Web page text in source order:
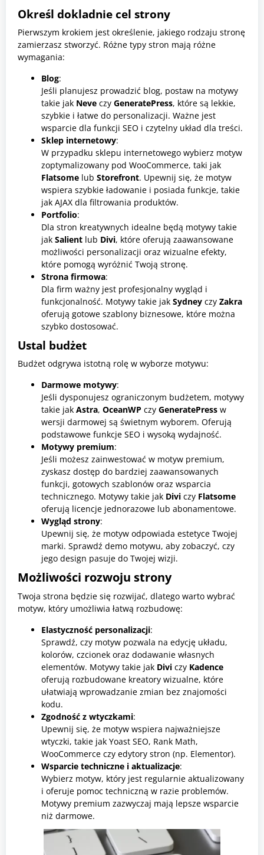
Określ dokladnie cel strony
Pierwszym krokiem jest określenie, jakiego rodzaju stronę
zamierzasz stworzyć. Różne typy stron mają różne
wymagania:
Blog:
Jeśli planujesz prowadzić blog, postaw na motywy
takie jak Neve czy GeneratePress, które są lekkie,
szybkie i łatwe do personalizacji. Ważne jest
wsparcie dla funkcji SEO i czytelny układ dla treści.
Sklep internetowy:
W przypadku sklepu internetowego wybierz motyw
zoptymalizowany pod WooCommerce, taki jak
Flatsome lub Storefront. Upewnij się, że motyw
wspiera szybkie ładowanie i posiada funkcje, takie
jak AJAX dla filtrowania produktów.
Portfolio:
Dla stron kreatywnych idealne będą motywy takie
jak Salient lub Divi, które oferują zaawansowane
możliwości personalizacji oraz wizualne efekty,
które pomogą wyróżnić Twoją stronę.
Strona firmowa:
Dla firm ważny jest profesjonalny wygląd i
funkcjonalność. Motywy takie jak Sydney czy Zakra
oferują gotowe szablony biznesowe, które można
szybko dostosować.
Ustal budżet
Budżet odgrywa istotną rolę w wyborze motywu:
Darmowe motywy:
Jeśli dysponujesz ograniczonym budżetem, motywy
takie jak Astra, OceanWP czy GeneratePress w
wersji darmowej są świetnym wyborem. Oferują
podstawowe funkcje SEO i wysoką wydajność.
Motywy premium:
Jeśli możesz zainwestować w motyw premium,
zyskasz dostęp do bardziej zaawansowanych
funkcji, gotowych szablonów oraz wsparcia
technicznego. Motywy takie jak Divi czy Flatsome
oferują licencje jednorazowe lub abonamentowe.
Wygląd strony:
Upewnij się, że motyw odpowiada estetyce Twojej
marki. Sprawdź demo motywu, aby zobaczyć, czy
jego design pasuje do Twojej wizji.
Możliwości rozwoju strony
Twoja strona będzie się rozwijać, dlatego warto wybrać
motyw, który umożliwia łatwą rozbudowę:
Elastyczność personalizacji:
Sprawdź, czy motyw pozwala na edycję układu,
kolorów, czcionek oraz dodawanie własnych
elementów. Motywy takie jak Divi czy Kadence
oferują rozbudowane kreatory wizualne, które
ułatwiają wprowadzanie zmian bez znajomości
kodu.
Zgodność z wtyczkami:
Upewnij się, że motyw wspiera najważniejsze
wtyczki, takie jak Yoast SEO, Rank Math,
WooCommerce czy edytory stron (np. Elementor).
Wsparcie techniczne i aktualizacje:
Wybierz motyw, który jest regularnie aktualizowany
i oferuje pomoc techniczną w razie problemów.
Motywy premium zazwyczaj mają lepsze wsparcie
niż darmowe.